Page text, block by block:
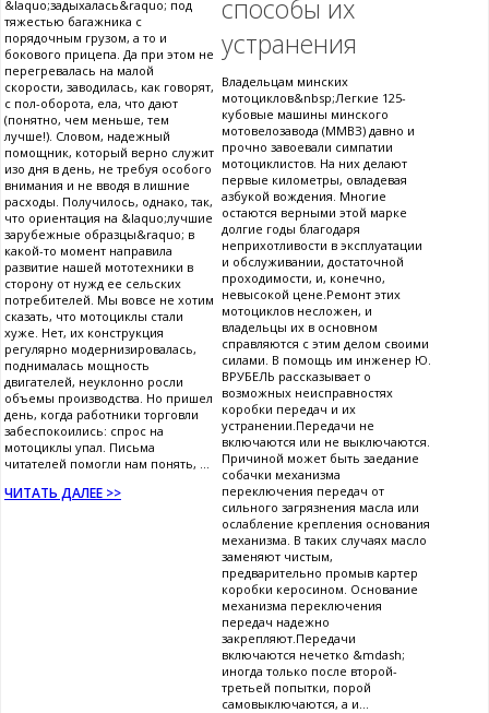
&laquo;задыхалась&raquo; под
тяжестью багажника с
порядочным грузом, а то и
бокового прицепа. Да при этом не
перегревалась на малой
скорости, заводилась, как говорят,
с пол-оборота, ела, что дают
(понятно, чем меньше, тем
лучше!). Словом, надежный
помощник, который верно служит
изо дня в день, не требуя особого
внимания и не вводя в лишние
расходы. Получилось, однако, так,
что ориентация на &laquo;лучшие
зарубежные образцы&raquo; в
какой-то момент направила
развитие нашей мототехники в
сторону от нужд ее сельских
потребителей. Мы вовсе не хотим
сказать, что мотоциклы стали
хуже. Нет, их конструкция
регулярно модернизировалась,
поднималась мощность
двигателей, неуклонно росли
объемы производства. Но пришел
день, когда работники торговли
забеспокоились: спрос на
мотоциклы упал. Письма
читателей помогли нам понять, ...
ЧИТАТЬ ДАЛЕЕ >>
способы их
устранения
Владельцам минских
мотоциклов&nbsp;Легкие 125-
кубовые машины минского
мотовелозавода (ММВЗ) давно и
прочно завоевали симпатии
мотоциклистов. На них делают
первые километры, овладевая
азбукой вождения. Многие
остаются верными этой марке
долгие годы благодаря
неприхотливости в эксплуатации
и обслуживании, достаточной
проходимости, и, конечно,
невысокой цене.Ремонт этих
мотоциклов несложен, и
владельцы их в основном
справляются с этим делом своими
силами. В помощь им инженер Ю.
ВРУБЕЛЬ рассказывает о
возможных неисправностях
коробки передач и их
устранении.Передачи не
включаются или не выключаются.
Причиной может быть заедание
собачки механизма
переключения передач от
сильного загрязнения масла или
ослабление крепления основания
механизма. В таких случаях масло
заменяют чистым,
предварительно промыв картер
коробки керосином. Основание
механизма переключения
передач надежно
закрепляют.Передачи
включаются нечетко &mdash;
иногда только после второй-
третьей попытки, порой
самовыключаются, а и...